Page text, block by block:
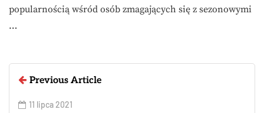
popularnością wśród osób zmagających się z sezonowymi
…
Previous Article
11 lipca 2021